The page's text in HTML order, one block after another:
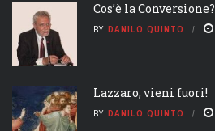
Cos’è la Conversione?
BY DANILO QUINTO
Lazzaro, vieni fuori!
BY DANILO QUINTO